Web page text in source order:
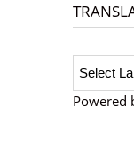
Powered